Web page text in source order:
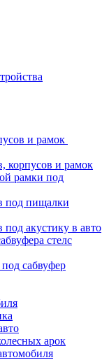
и рамок
корпусов и рамок
рамки под
под пищалки
акустику в авто
стелс
сабвуфер
арок